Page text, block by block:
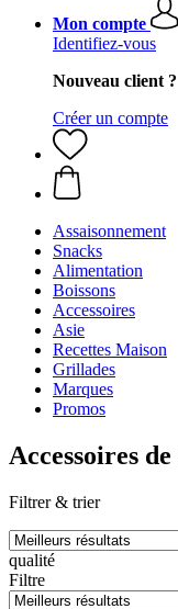
Mon compte
Identifiez-vous
Nouveau client ?
Créer un compte
Assaisonnement
Snacks
Alimentation
Boissons
Accessoires
Asie
Recettes Maison
Grillades
Marques
Promos
Accessoires
Filtrer & trier
qualité
Filtre